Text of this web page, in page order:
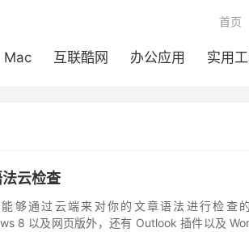
Mac 互联酷网 办公应用 实用
首页
云检查
能够通过云端来对你的文章语法进行检查
8 以及网页版外，还有 Outlook 插件以及